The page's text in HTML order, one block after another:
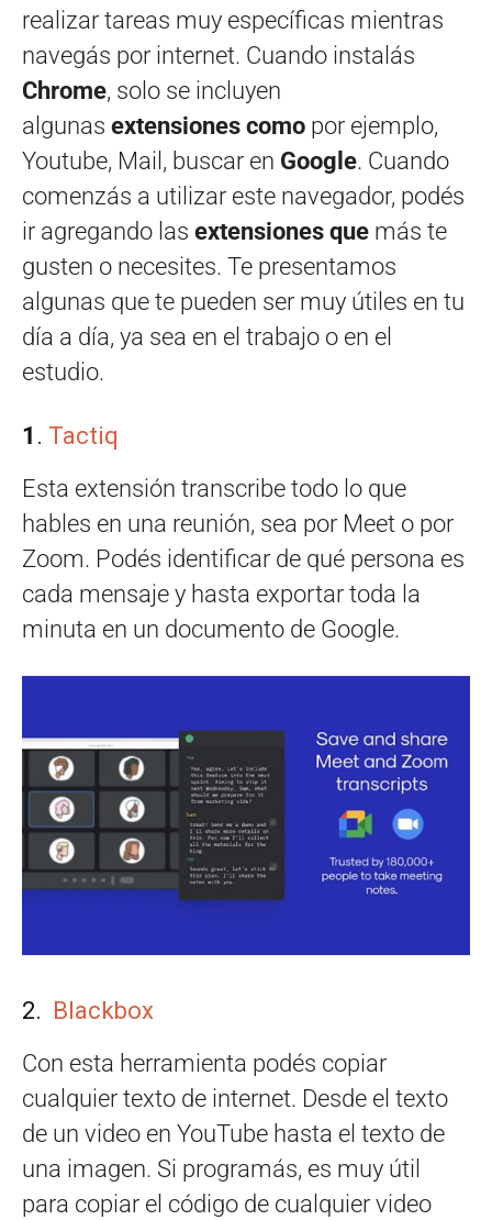
realizar tareas muy específicas mientras
navegás por internet. Cuando instalás
Chrome, solo se incluyen
algunas extensiones como por ejemplo,
Youtube, Mail, buscar en Google. Cuando
comenzás a utilizar este navegador, podés
ir agregando las extensiones que más te
gusten o necesites. Te presentamos
algunas que te pueden ser muy útiles en tu
día a día, ya sea en el trabajo o en el
estudio.
1 . Tactiq
Esta extensión transcribe todo lo que
hables en una reunión, sea por Meet o por
Zoom. Podés identificar de qué persona es
cada mensaje y hasta exportar toda la
minuta en un documento de Google.
2.
Blackbox
Con esta herramienta podés copiar
cualquier texto de internet. Desde el texto
de un video en YouTube hasta el texto de
una imagen. Si programás, es muy útil
para copiar el código de cualquier video